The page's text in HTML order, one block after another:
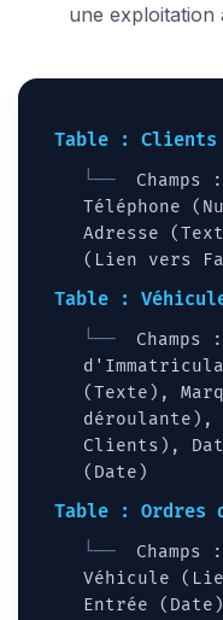
une exploitation
Table : Clients
Champs
Téléphone
Adresse
(Lien vers
Table :
Champs
(Texte),
Clients),
(Date)
Table : Ordres
Véhicule
Entrée